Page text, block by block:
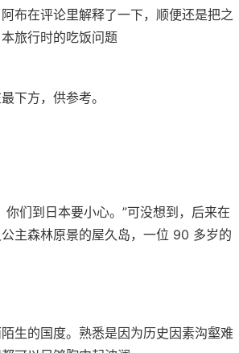
布在评论里解释了一下，顺便还是把之
旅行时的吃饭问题
下方，供参考。
们到日本要小心。”可没想到，后来在
主森林原景的屋久岛，一位 90 多岁的
生的国度。熟悉是因为历史因素沟壑难